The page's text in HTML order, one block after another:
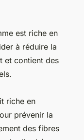
est riche en
à réduire la
et contient des
riche en
prévenir la
des fibres